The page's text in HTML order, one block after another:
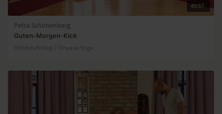
40:57
Petra Schönenberg
Guten-Morgen-Kick
Mittelstufe-Yogi | Vinyasa Yoga